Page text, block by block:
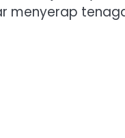
menyerap